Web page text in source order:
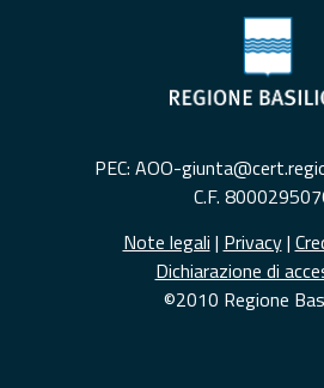
PEC: AOO-
C.F.
Note legali | Privacy|
Dichiarazione di
©2010 Regione